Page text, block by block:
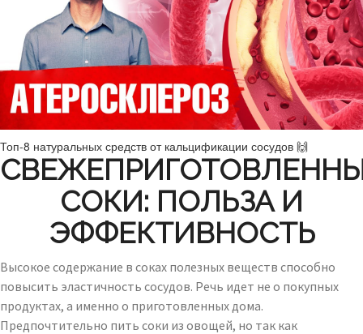
Топ-8 натуральных средств от кальцификации сосудов 🙌
СОКИ: ПОЛЬЗА И
ЭФФЕКТИВНОСТЬ
Высокое содержание в соках полезных веществ способно
повысить эластичность сосудов. Речь идет не о покупных
продуктах, а именно о приготовленных дома.
Предпочтительно пить соки из овощей, но так как